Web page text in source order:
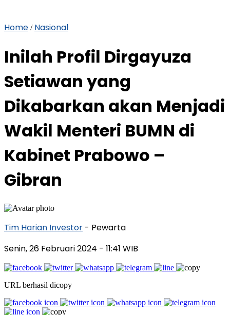
Home / Nasional
Inilah Profil Dirgayuza
Setiawan yang
Dikabarkan akan Menjadi
Wakil Menteri BUMN di
Kabinet Prabowo –
Gibran
Tim Harian Investor - Pewarta
Senin, 26 Februari 2024 - 11:41 WIB
URL berhasil dicopy